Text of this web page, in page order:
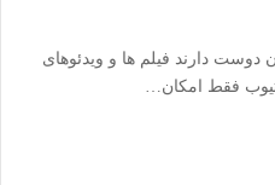
دوست دارند فیلم ها و ویدئوهای
فقط امکان…